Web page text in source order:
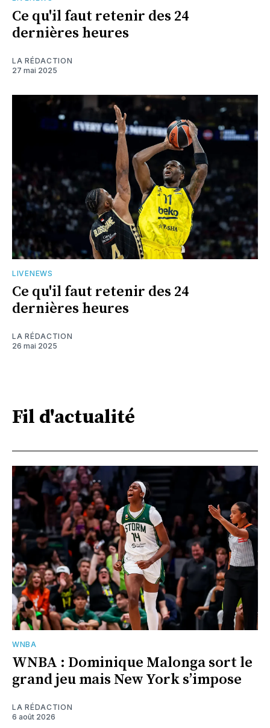
Ce qu'il faut retenir des 24
dernières heures
LA RÉDACTION
27 mai 2025
LIVENEWS
Ce qu'il faut retenir des 24
dernières heures
LA RÉDACTION
26 mai 2025
Fil d'actualité
WNBA
WNBA : Dominique Malonga sort le
grand jeu mais New York s’impose
LA RÉDACTION
6 août 2026